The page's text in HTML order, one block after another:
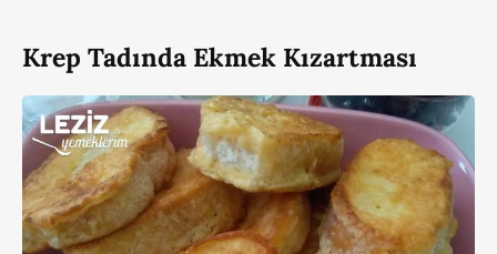
Krep Tadında Ekmek Kızartması